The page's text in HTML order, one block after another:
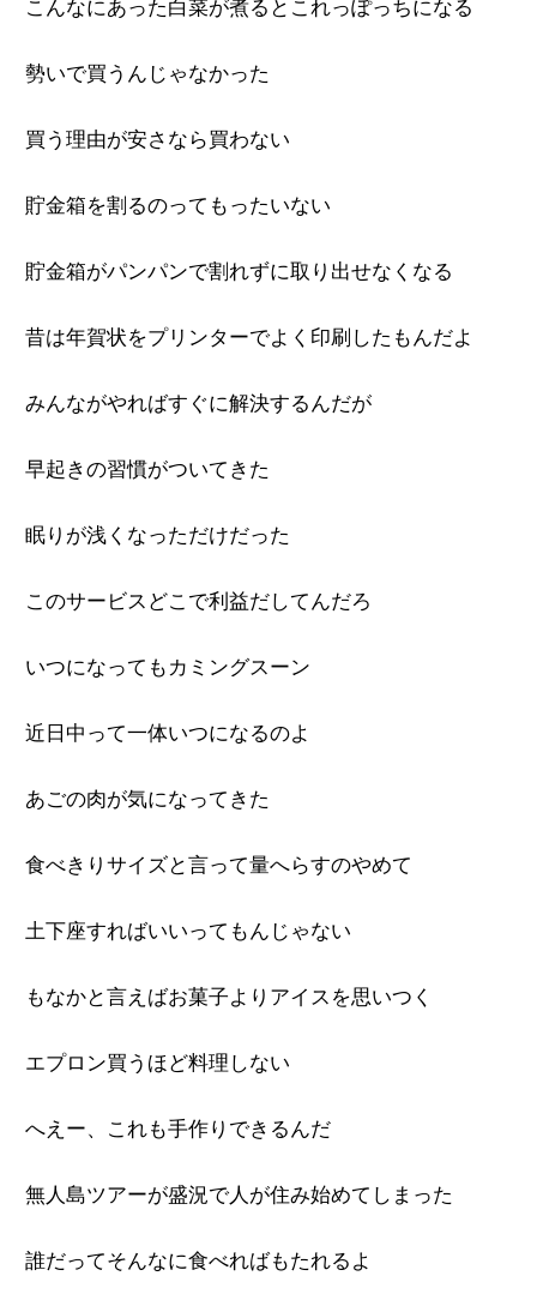
こんなにあった白菜が煮るとこれっぽっちになる
勢いで買うんじゃなかった
買う理由が安さなら買わない
貯金箱を割るのってもったいない
貯金箱がパンパンで割れずに取り出せなくなる
昔は年賀状をプリンターでよく印刷したもんだよ
みんながやればすぐに解決するんだが
早起きの習慣がついてきた
眠りが浅くなっただけだった
このサービスどこで利益だしてんだろ
いつになってもカミングスーン
近日中って一体いつになるのよ
あごの肉が気になってきた
食べきりサイズと言って量へらすのやめて
土下座すればいいってもんじゃない
もなかと言えばお菓子よりアイスを思いつく
エプロン買うほど料理しない
へえー、これも手作りできるんだ
無人島ツアーが盛況で人が住み始めてしまった
誰だってそんなに食べればもたれるよ